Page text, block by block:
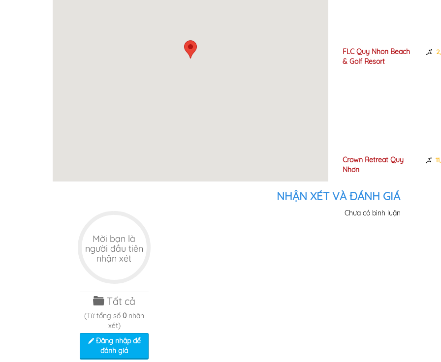
FLC Quy Nhon Beach
& Golf Resort
Crown Retreat Quy
Nhơn
NHẬN XÉT VÀ ĐÁNH GIÁ
Mời bạn là
người đầu tiên
nhận xét
Tất cả
(Từ tổng số 0 nhận
xét)
Đăng nhập để
đánh giá
Chưa có bình luận